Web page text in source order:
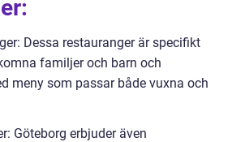
Dessa restauranger är specifikt
familjer och barn och
meny som passar både vuxna och
Göteborg erbjuder även